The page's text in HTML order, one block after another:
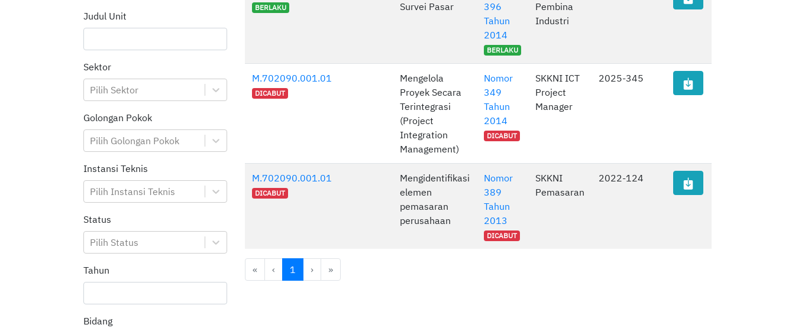
Judul Unit
Sektor
Pilih Sektor
Golongan Pokok
Pilih Golongan Pokok
Instansi Teknis
Pilih Instansi Teknis
Status
Pilih Status
Tahun
Bidang
BERLAKU
Survei Pasar
396
Tahun
2014
BERLAKU
Pembina
Industri
M.702090.001.01
DICABUT
Mengelola
Proyek Secara
Terintegrasi
(Project
Integration
Management)
Nomor
349
Tahun
2014
DICABUT
SKKNI ICT
Project
Manager
2025-345
M.702090.001.01
DICABUT
Mengidentifikasi
elemen
pemasaran
perusahaan
Nomor
389
Tahun
2013
DICABUT
SKKNI
Pemasaran
2022-124
«First‹ Previous
1 ›Next
»Last